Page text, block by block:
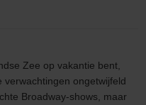
Zee op vakantie bent,
verwachtingen ongetwijfeld
Broadway-shows, maar